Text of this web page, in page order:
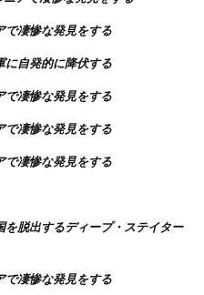
で凄惨な発見をする
に自発的に降伏する
で凄惨な発見をする
で凄惨な発見をする
で凄惨な発見をする
脱出するディープ・ステイター
で凄惨な発見をする